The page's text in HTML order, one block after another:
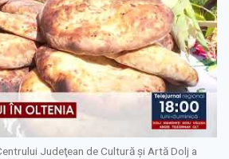
Judeţean de Cultură şi Artă Dolj a